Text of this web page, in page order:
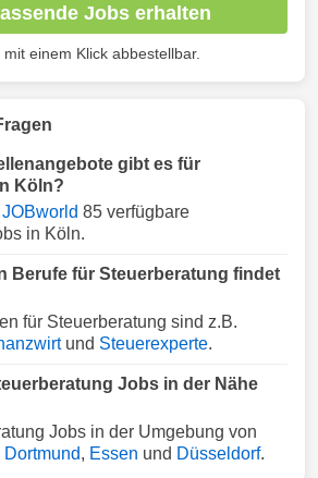
Jobs erhalten
einem Klick abbestellbar.
gibt es für
Köln?
JOBworld 85 verfügbare
in Köln.
Berufe für Steuerberatung findet
für Steuerberatung sind z.B.
und Steuerexperte.
Jobs in der Nähe
Jobs in der Umgebung von
Dortmund, Essen und Düsseldorf.